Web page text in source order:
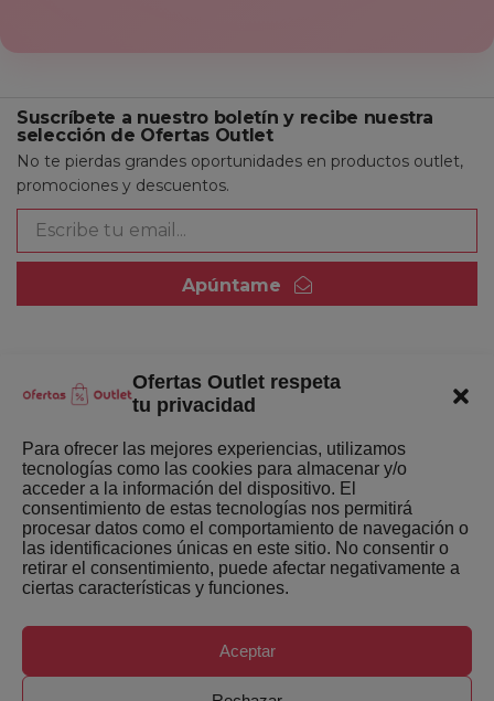
Ofertas Outlet respeta
tu privacidad
Para ofrecer las mejores experiencias, utilizamos
tecnologías como las cookies para almacenar y/o
acceder a la información del dispositivo. El
consentimiento de estas tecnologías nos permitirá
procesar datos como el comportamiento de navegación o
las identificaciones únicas en este sitio. No consentir o
retirar el consentimiento, puede afectar negativamente a
ciertas características y funciones.
Aceptar
Suscríbete a nuestro boletín y recibe nuestra
selección de Ofertas Outlet
No te pierdas grandes oportunidades en productos outlet,
promociones y descuentos.
Apúntame
Quienes somos
Últimas Novedades
Mejores ofertas de la semana